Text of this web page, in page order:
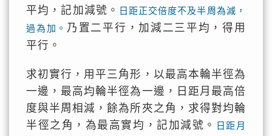
平均，記加減號。 日距正交倍度不及半周為減，
過為加。 乃置二平行，加減二三平均，得用
平行。
求初實行，用平三角形，以最高本輪半徑為
一邊，最高均輪半徑為一邊，日距月最高倍
度與半周相減，餘為所夾之角，求得對均輪
半徑之角，為最高實均，記加減號。
日距月